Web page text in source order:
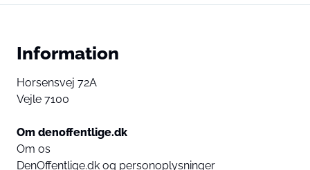
Information
Horsensvej 72A
Vejle 7100
Om denoffentlige.dk
Om os
DenOffentlige.dk og personoplysninger